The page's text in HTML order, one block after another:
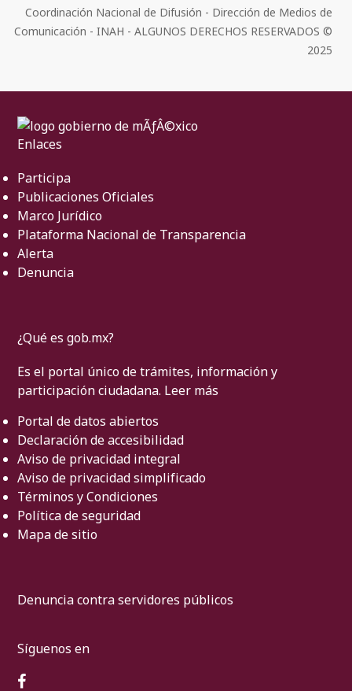
Coordinación Nacional de Difusión - Dirección de Medios de
Comunicación - INAH - ALGUNOS DERECHOS RESERVADOS ©
2025
Enlaces
Participa
Publicaciones Oficiales
Marco Jurídico
Plataforma Nacional de Transparencia
Alerta
Denuncia
¿Qué es gob.mx?
Es el portal único de trámites, información y
participación ciudadana. Leer más
Portal de datos abiertos
Declaración de accesibilidad
Aviso de privacidad integral
Aviso de privacidad simplificado
Términos y Condiciones
Política de seguridad
Mapa de sitio
Denuncia contra servidores públicos
Síguenos en